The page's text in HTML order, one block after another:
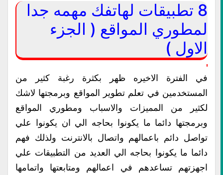
8 تطبيقات لهاتفك مهمه جدا
لمطوري المواقع ( الجزء
الاول )
في الفترة الاخيره ظهر بكثرة رغبة كثير من
المستخدمين في تعلم تطوير المواقع وبرمجتها لاشك
لكثير من المميزات والاسباب ومطوري المواقع
وبرمجتها دائما ما يكونوا بحاجه الي ان يكونوا علي
تواصل دائم باعمالهم واتصال بالانترنت ولذلك فهم
دائما ما يكونوا بحاجه الي العديد من التطبيقات علي
اجهزتهم تساعدهم في اعمالهم ومتابعتها واتمامها